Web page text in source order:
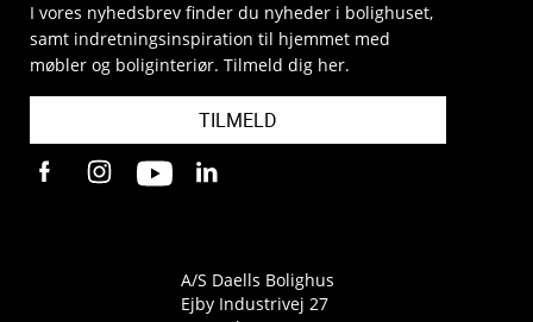
I vores nyhedsbrev finder du nyheder i bolighuset,
samt indretningsinspiration til hjemmet med
møbler og boliginteriør. Tilmeld dig her.
TILMELD
A/S Daells Bolighus
Ejby Industrivej 27